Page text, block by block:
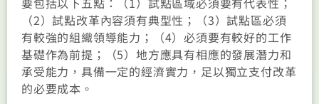
（2）試點改革內容須有典型性；（3）試點區必須
有較強的組織領導能力；（4）必須要有較好的工作
基礎作為前提；（5）地方應具有相應的發展潛力和
承受能力，具備一定的經濟實力，足以獨立支付改革
的必要成本。